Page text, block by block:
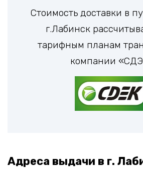
Стоимость доставки в
г.Лабинск
тарифным планам
компании
Адреса выдачи в г.